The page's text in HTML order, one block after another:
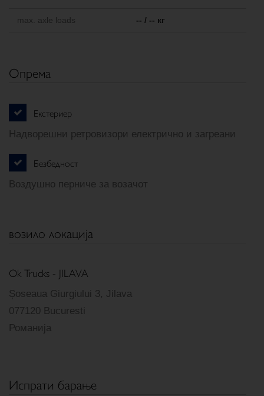
max. axle loads -- / -- кг
Опрема
Екстериер
Надворешни ретровизори електрично и загреани
Безбедност
Воздушно перниче за возачот
возило локација
Ok Trucks - JILAVA
Șoseaua Giurgiului 3, Jilava
077120 Bucuresti
Романија
Испрати барање